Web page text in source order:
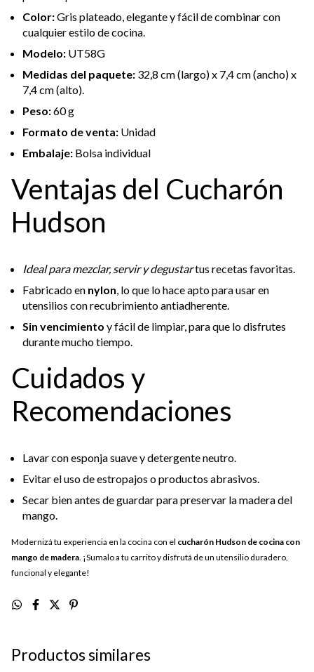
Color:Gris plateado, elegante y fácil de combinar con
cualquier estilo de cocina.
Modelo: UT58G
Medidas del paquete: 32,8 cm (largo) x 7,4 cm (ancho) x
7,4 cm (alto).
Peso:60 g
Formato de venta: Unidad
Embalaje: Bolsa individual
Ventajas del Cucharón
Hudson
Ideal para mezclar, servir y degustartus recetas favoritas.
Fabricado en nylon, lo que lo hace apto para usar en
utensilios con recubrimiento antiadherente.
Sin vencimiento y fácil de limpiar, para que lo disfrutes
durante mucho tiempo.
Cuidados y
Recomendaciones
Lavar con esponja suave y detergente neutro.
Evitar el uso de estropajos o productos abrasivos.
Secar bien antes de guardar para preservar la madera del
mango.
Modernizá tu experiencia en la cocina con el cucharón Hudson de cocina con
mango de madera. ¡Sumalo a tu carrito y disfrutá de un utensilio duradero,
funcional y elegante!
Productos similares